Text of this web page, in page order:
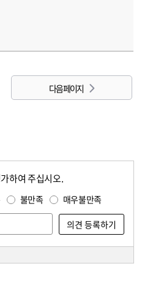
다음 페이지
하여 주십시오.
불만족 매우불만족